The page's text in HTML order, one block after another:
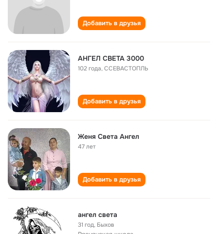
Добавить в друзья
АНГЕЛ СВЕТА 3000
102 года,ССЕВАСТОПЛЬ
Добавить в друзья
Женя Света Ангел
47 лет
Добавить в друзья
ангел света
31 год, Быхов